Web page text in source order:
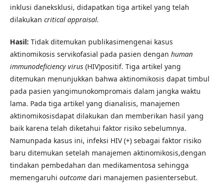
inklusi daneksklusi, didapatkan tiga artikel yang telah
dilakukan critical appraisal.
Hasil: Tidak ditemukan publikasimengenai kasus
aktinomikosis servikofasial pada pasien dengan human
immunodeficiency virus (HIV)positif. Tiga artikel yang
ditemukan menunjukkan bahwa aktinomikosis dapat timbul
pada pasien yangimunokompromais dalam jangka waktu
lama. Pada tiga artikel yang dianalisis, manajemen
aktinomikosisdapat dilakukan dan memberikan hasil yang
baik karena telah diketahui faktor risiko sebelumnya.
Namunpada kasus ini, infeksi HIV (+) sebagai faktor risiko
baru ditemukan setelah manajemen aktinomikosis,dengan
tindakan pembedahan dan medikamentosa sehingga
memengaruhi outcome dari manajemen pasientersebut.